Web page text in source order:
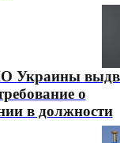
Украины
о
в должности